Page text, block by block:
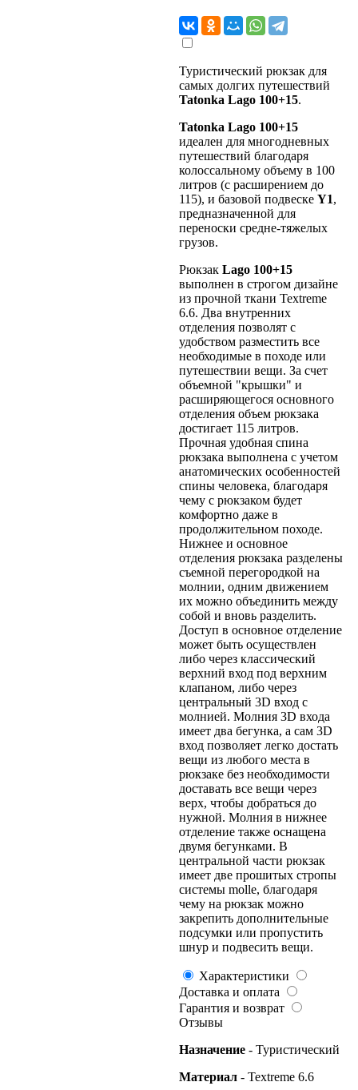
Туристический рюкзак для
самых долгих путешествий
Tatonka Lago 100+15.
Tatonka Lago 100+15
идеален для многодневных
путешествий благодаря
колоссальному объему в 100
литров (с расширением до
115), и базовой подвеске Y1,
предназначенной для
переноски средне-тяжелых
грузов.
Рюкзак Lago 100+15
выполнен в строгом дизайне
из прочной ткани Textreme
6.6. Два внутренних
отделения позволят с
удобством разместить все
необходимые в походе или
путешествии вещи. За счет
объемной "крышки" и
расширяющегося основного
отделения объем рюкзака
достигает 115 литров.
Прочная удобная спина
рюкзака выполнена с учетом
анатомических особенностей
спины человека, благодаря
чему с рюкзаком будет
комфортно даже в
продолжительном походе.
Нижнее и основное
отделения рюкзака разделены
съемной перегородкой на
молнии, одним движением
их можно объединить между
собой и вновь разделить.
Доступ в основное отделение
может быть осуществлен
либо через классический
верхний вход под верхним
клапаном, либо через
центральный 3D вход с
молнией. Молния 3D входа
имеет два бегунка, а сам 3D
вход позволяет легко достать
вещи из любого места в
рюкзаке без необходимости
доставать все вещи через
верх, чтобы добраться до
нужной. Молния в нижнее
отделение также оснащена
двумя бегунками. В
центральной части рюкзак
имеет две прошитых стропы
системы molle, благодаря
чему на рюкзак можно
закрепить дополнительные
подсумки или пропустить
шнур и подвесить вещи.
Характеристики
Доставка и оплата
Гарантия и возврат
Отзывы
Назначение - Туристический
Материал - Textreme 6.6